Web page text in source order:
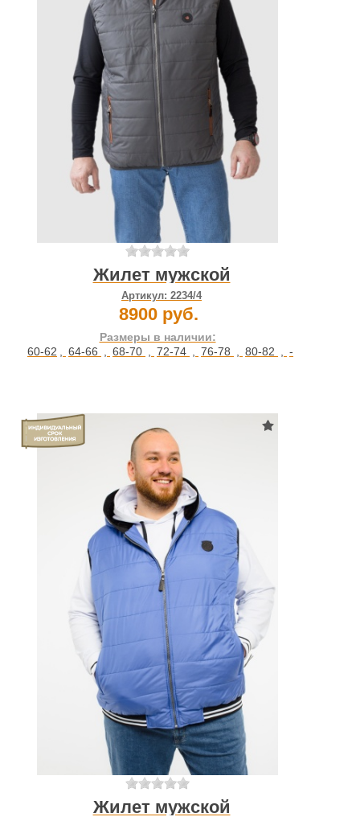
Жилет мужской
Артикул: 2234/4
8900 руб.
Размеры в наличии:
60-62 , 64-66 , 68-70 , 72-74 , 76-78 , 80-82 , -
Жилет мужской